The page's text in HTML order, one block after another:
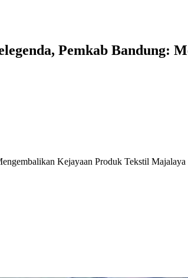
Pemkab Bandung:
Kejayaan Produk Tekstil Majalaya